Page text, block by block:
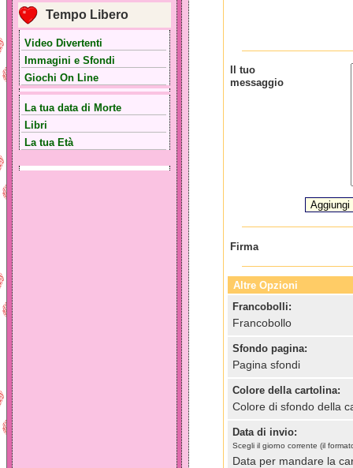
Tempo Libero
Video Divertenti
Immagini e Sfondi
Giochi On Line
La tua data di Morte
Libri
La tua Età
Il tuo
messaggio
Firma
Altre Opzioni
Francobolli:
Francobollo
Sfondo pagina:
Pagina sfondi
Colore della cartolina:
Colore di sfondo della
Data di invio:
Scegli il giorno corrente (il
Data per mandare la